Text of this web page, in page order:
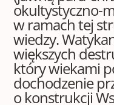
okultystyczno-
w ramach tej
wiedzy.
większych
który wiekami
dochodzenie
o konstrukcji